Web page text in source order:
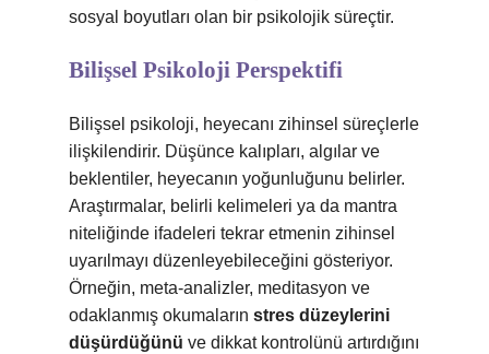
sosyal boyutları olan bir psikolojik süreçtir.
Bilişsel Psikoloji Perspektifi
Bilişsel psikoloji, heyecanı zihinsel süreçlerle
ilişkilendirir. Düşünce kalıpları, algılar ve
beklentiler, heyecanın yoğunluğunu belirler.
Araştırmalar, belirli kelimeleri ya da mantra
niteliğinde ifadeleri tekrar etmenin zihinsel
uyarılmayı düzenleyebileceğini gösteriyor.
Örneğin, meta-analizler, meditasyon ve
odaklanmış okumaların stres düzeylerini
düşürdüğünü ve dikkat kontrolünü artırdığını